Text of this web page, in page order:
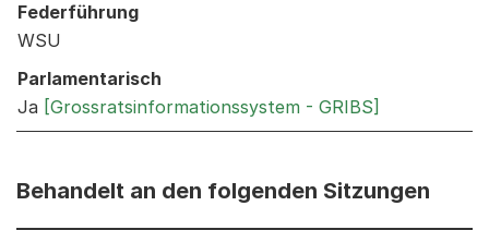
Federführung
WSU
Parlamentarisch
Ja [Grossratsinformationssystem - GRIBS]
Behandelt an den folgenden Sitzungen